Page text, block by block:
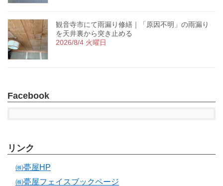
観音寺市にて雨漏り修繕｜「原因不明」の雨漏り
を天井裏から突き止める
2026/8/4 火曜日
Facebook
リンク
㈱甍屋HP
㈱甍屋フェイスブックページ